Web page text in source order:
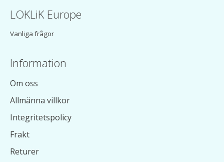
LOKLiK Europe
Vanliga frågor
Information
Om oss
Allmänna villkor
Integritetspolicy
Frakt
Returer